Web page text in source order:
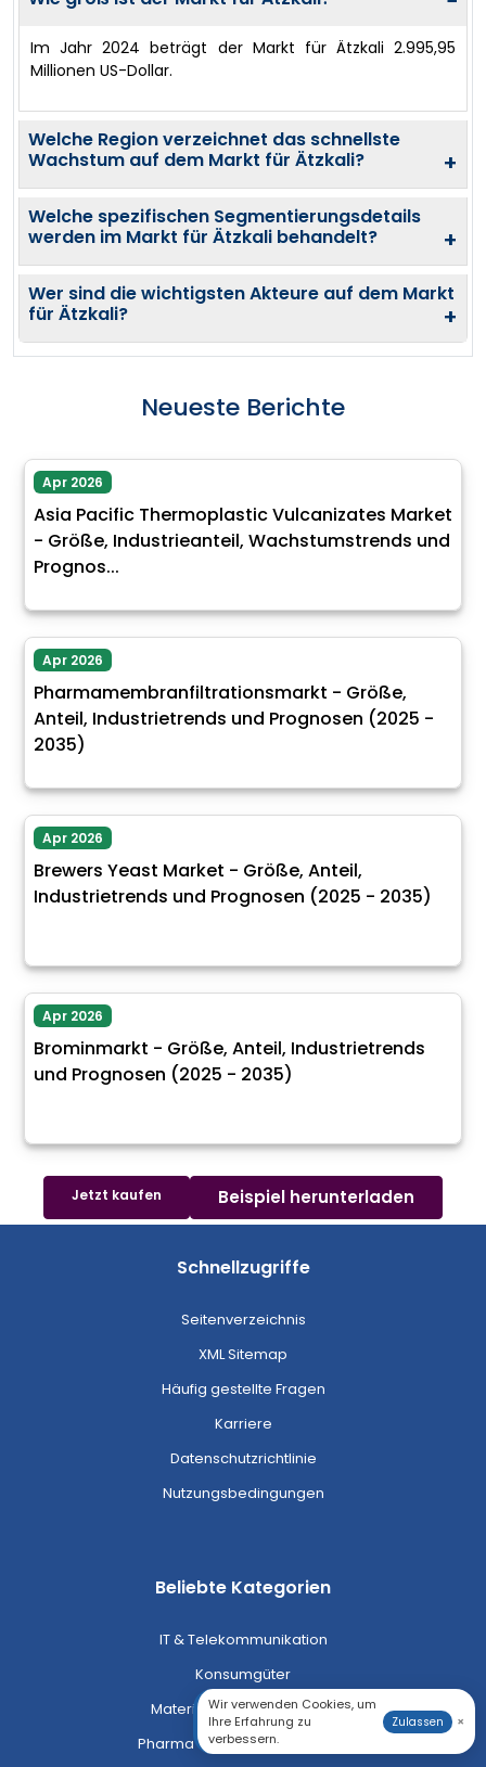
Im Jahr 2024 beträgt der Markt für Ätzkali 2.995,95
Millionen US-Dollar.
Welche Region verzeichnet das schnellste
Wachstum auf dem Markt für Ätzkali?
+
Welche spezifischen Segmentierungsdetails
werden im Markt für Ätzkali behandelt?
+
Wer sind die wichtigsten Akteure auf dem Markt
für Ätzkali?
+
Neueste Berichte
Apr 2026
Asia Pacific Thermoplastic Vulcanizates Market
- Größe, Industrieanteil, Wachstumstrends und
Prognos...
Apr 2026
Pharmamembranfiltrationsmarkt - Größe,
Anteil, Industrietrends und Prognosen (2025 -
2035)
Apr 2026
Brewers Yeast Market - Größe, Anteil,
Industrietrends und Prognosen (2025 - 2035)
Apr 2026
Brominmarkt - Größe, Anteil, Industrietrends
und Prognosen (2025 - 2035)
Jetzt kaufen Beispiel herunterladen
Schnellzugriffe
Seitenverzeichnis
XML Sitemap
Häufig gestellte Fragen
Karriere
Datenschutzrichtlinie
Nutzungsbedingungen
Beliebte Kategorien
IT & Telekommunikation
Konsumgüter
Materialien & Chemikalien
Pharma & Gesundheitswesen
Wir verwenden Cookies, um
Ihre Erfahrung zu
verbessern.
Zulassen ×